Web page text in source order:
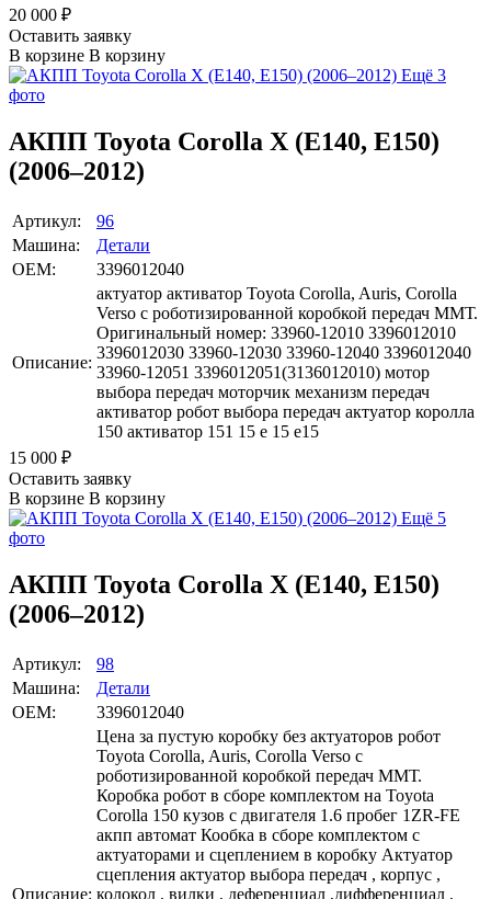
20 000 ₽
Оставить заявку
В корзине В корзину
Ещё 3
фото
АКПП Toyota Corolla X (E140, E150)
(2006–2012)
Артикул:
96
Машина:
Детали
OEM:
3396012040
Описание:
актуатор активатор Toyota Corolla, Auris, Corolla
Verso с роботизированной коробкой передач ММТ.
Оригинальный номер: 33960-12010 3396012010
3396012030 33960-12030 33960-12040 3396012040
33960-12051 3396012051(3136012010) мотор
выбора передач моторчик механизм передач
активатор робот выбора передач актуатор королла
150 активатор 151 15 е 15 е15
15 000 ₽
Оставить заявку
В корзине В корзину
Ещё 5
фото
АКПП Toyota Corolla X (E140, E150)
(2006–2012)
Артикул:
98
Машина:
Детали
OEM:
3396012040
Описание:
Цена за пустую коробку без актуаторов робот
Toyota Corolla, Auris, Corolla Verso с
роботизированной коробкой передач ММТ.
Коробка робот в сборе комплектом на Toyota
Corolla 150 кузов с двигателя 1.6 пробег 1ZR-FE
акпп автомат Кообка в сборе комплектом с
актуаторами и сцеплением в коробку Актуатор
сцепления актуатор выбора передач , корпус ,
колокол , вилки , деференциал ,дифференциал ,